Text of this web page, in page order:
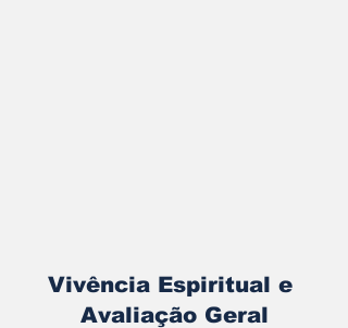
Vivência Espiritual e
Avaliação Geral